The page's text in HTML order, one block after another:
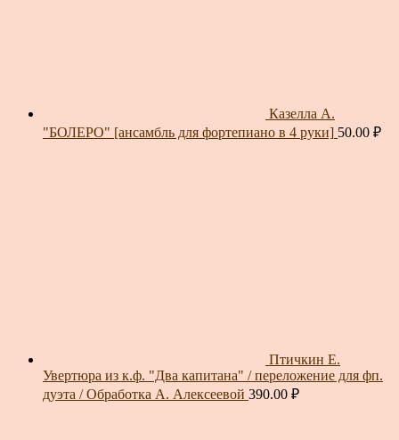
Казелла А.
"БОЛЕРО" [ансамбль для фортепиано в 4 руки] 50.00 ₽
Птичкин Е.
Увертюра из к.ф. "Два капитана" / переложение для фп.
дуэта / Обработка А. Алексеевой 390.00 ₽